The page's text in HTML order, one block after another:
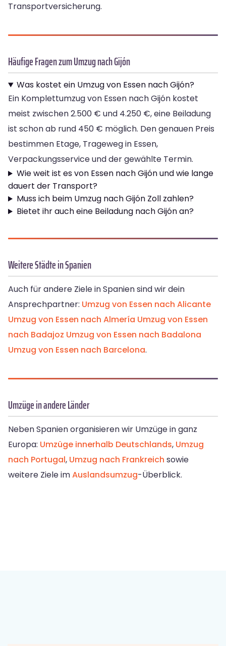
Transportversicherung.
Häufige Fragen zum Umzug nach Gijón
Was kostet ein Umzug von Essen nach Gijón?
Ein Komplettumzug von Essen nach Gijón kostet
meist zwischen 2.500 € und 4.250 €, eine Beiladung
ist schon ab rund 450 € möglich. Den genauen Preis
bestimmen Etage, Trageweg in Essen,
Verpackungsservice und der gewählte Termin.
Wie weit ist es von Essen nach Gijón und wie lange
dauert der Transport?
Muss ich beim Umzug nach Gijón Zoll zahlen?
Bietet ihr auch eine Beiladung nach Gijón an?
Weitere Städte in Spanien
Auch für andere Ziele in Spanien sind wir dein
Ansprechpartner: Umzug von Essen nach Alicante
Umzug von Essen nach Almería Umzug von Essen
nach Badajoz Umzug von Essen nach Badalona
Umzug von Essen nach Barcelona.
Umzüge in andere Länder
Neben Spanien organisieren wir Umzüge in ganz
Europa: Umzüge innerhalb Deutschlands, Umzug
nach Portugal, Umzug nach Frankreich sowie
weitere Ziele imAuslandsumzug-Überblick.